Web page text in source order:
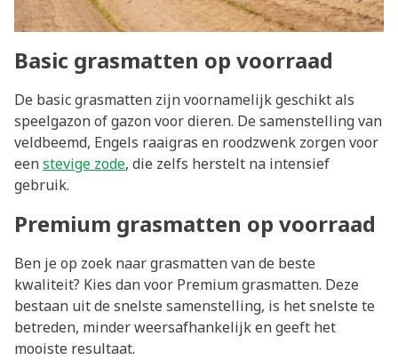
Basic grasmatten op voorraad
De basic grasmatten zijn voornamelijk geschikt als
speelgazon of gazon voor dieren. De samenstelling van
veldbeemd, Engels raaigras en roodzwenk zorgen voor
eenstevige zode, die zelfs herstelt na intensief
gebruik.
Premium grasmatten op voorraad
Ben je op zoek naar grasmatten van de beste
kwaliteit? Kies dan voor Premium grasmatten. Deze
bestaan uit de snelste samenstelling, is het snelste te
betreden, minder weersafhankelijk en geeft het
mooiste resultaat.